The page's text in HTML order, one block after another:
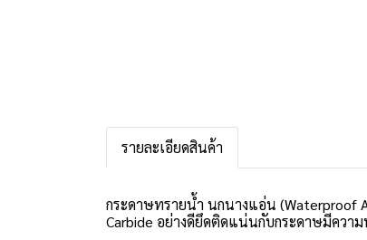
รายละเอียดสินค้า
กระดาษทรายน้ำ นกนางแอ่น (Waterproof
Carbide อย่างดียึดติดแน่นกับกระดาษมีควา